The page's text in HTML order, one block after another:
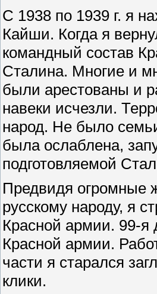
С 1938 по 1939 г. я
Кайши. Когда я
командный состав
Сталина. Многие и
были арестованы и
навеки исчезли.
народ. Не было
была ослаблена,
подготовляемой
Предвидя огромные
русскому народу, я
Красной армии. 99-я
Красной армии.
части я старался
клики.